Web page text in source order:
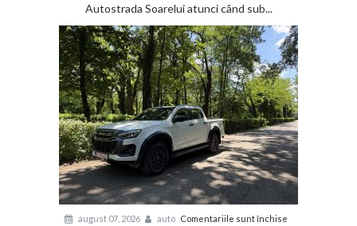
Un
flagship
hibrid
care
este
companion
perfect
în
drumul
Autostrada Soarelui atunci când sub...
august 07, 2026 auto Comentariile sunt închise